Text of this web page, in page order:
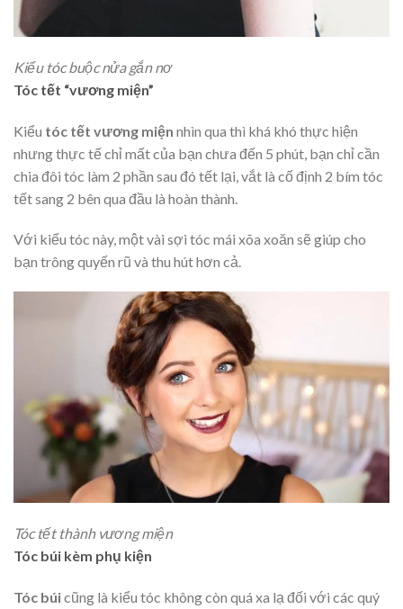
Kiểu tóc buộc nửa gắn nơ
Tóc tết “vương miện”
Kiểu tóc tết vương miện nhìn qua thì khá khó thực hiện
nhưng thực tế chỉ mất của bạn chưa đến 5 phút, bạn chỉ cần
chia đôi tóc làm 2 phần sau đó tết lại, vắt là cố định 2 bím tóc
tết sang 2 bên qua đầu là hoàn thành.
Với kiểu tóc này, một vài sợi tóc mái xõa xoăn sẽ giúp cho
bạn trông quyến rũ và thu hút hơn cả.
Tóc tết thành vương miện
Tóc búi kèm phụ kiện
Tóc búicũng là kiểu tóc không còn quá xa lạ đối với các quý